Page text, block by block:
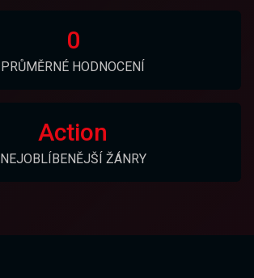
0
PRŮMĚRNÉ HODNOCENÍ
Action
NEJOBLÍBENĚJŠÍ ŽÁNRY